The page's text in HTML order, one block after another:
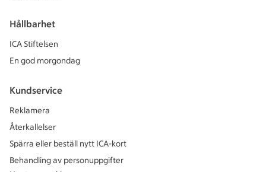
Hållbarhet
ICA Stiftelsen
En god morgondag
Kundservice
Reklamera
Återkallelser
Spärra eller beställ nytt ICA-kort
Behandling av personuppgifter